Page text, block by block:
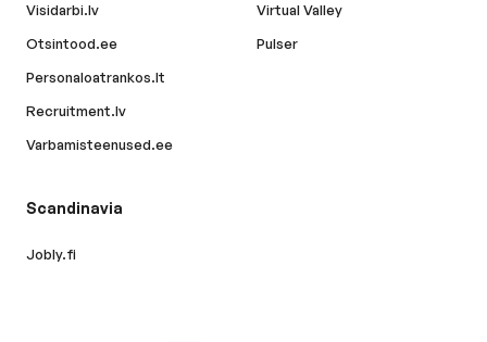
Visidarbi.lv
Otsintood.ee
Personaloatrankos.lt
Recruitment.lv
Varbamisteenused.ee
Virtual Valley
Pulser
Scandinavia
Jobly.fi